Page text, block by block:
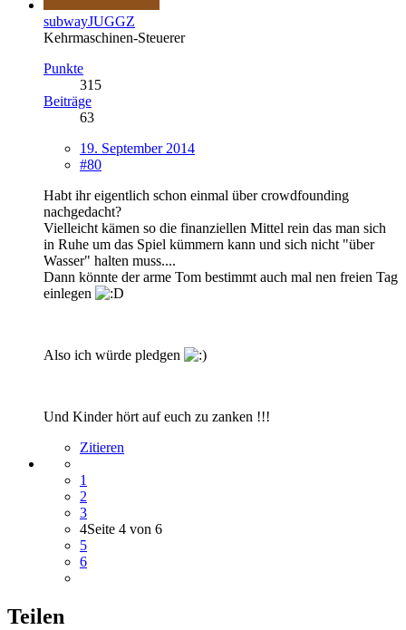
subwayJUGGZ
Kehrmaschinen-Steuerer
Punkte
315
Beiträge
63
19. September 2014
#80
Habt ihr eigentlich schon einmal über crowdfounding
nachgedacht?
Vielleicht kämen so die finanziellen Mittel rein das man sich
in Ruhe um das Spiel kümmern kann und sich nicht "über
Wasser" halten muss....
Dann könnte der arme Tom bestimmt auch mal nen freien Tag
einlegen
Also ich würde pledgen
Und Kinder hört auf euch zu zanken !!!
Zitieren
1
2
3
4Seite 4 von 6
5
6
Teilen